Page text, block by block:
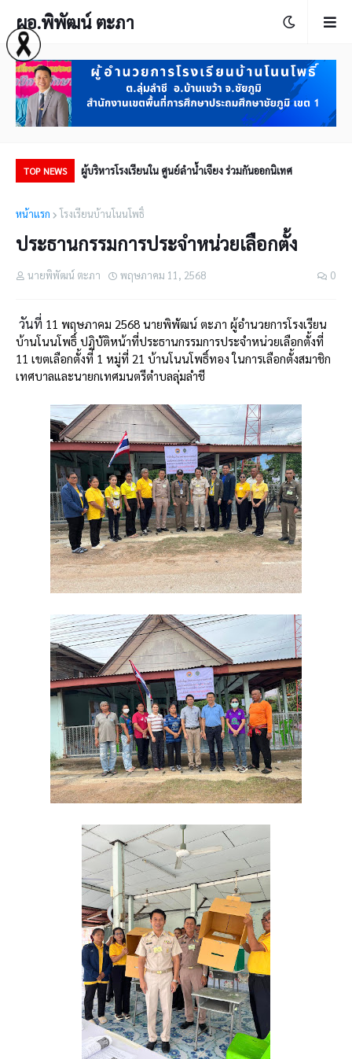
ผอ.พิพัฒน์ ตะภา
TOP NEWS ผู้บริหารโรงเรียนใน ศูนย์ลำน้ำเจียง ร่วมกันออกนิเทศ
หน้าแรก โรงเรียนบ้านโนนโพธิ์
ประธานกรรมการประจำหน่วยเลือกตั้ง
นายพิพัฒน์ ตะภา พฤษภาคม 11, 2568 0
วันที่ 11 พฤษภาคม 2568 นายพิพัฒน์ ตะภา ผู้อำนวยการโรงเรียน
บ้านโนนโพธิ์ ปฏิบัติหน้าที่ประธานกรรมการประจำหน่วยเลือกตั้งที่
11 เขตเลือกตั้งที่ 1 หมู่ที่ 21 บ้านโนนโพธิ์ทอง ในการเลือกตั้งสมาชิก
เทศบาลและนายกเทศมนตรีตำบลลุ่มลำชี